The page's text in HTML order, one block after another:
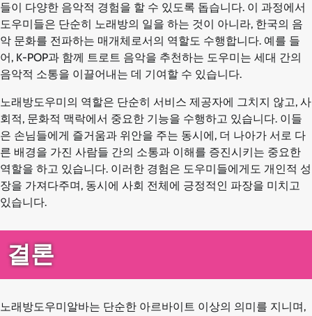
들이 다양한 음악적 경험을 할 수 있도록 돕습니다. 이 과정에서
도우미들은 단순히 노래방의 일을 하는 것이 아니라, 한국의 음
악 문화를 전파하는 매개체로서의 역할도 수행합니다. 예를 들
어, K-POP과 함께 트로트 음악을 추천하는 도우미는 세대 간의
음악적 소통을 이끌어내는 데 기여할 수 있습니다.
노래방도우미의 역할은 단순히 서비스 제공자에 그치지 않고, 사
회적, 문화적 맥락에서 중요한 기능을 수행하고 있습니다. 이들
은 손님들에게 즐거움과 위안을 주는 동시에, 더 나아가 서로 다
른 배경을 가진 사람들 간의 소통과 이해를 증진시키는 중요한
역할을 하고 있습니다. 이러한 경험은 도우미들에게도 개인적 성
장을 가져다주며, 동시에 사회 전체에 긍정적인 파장을 미치고
있습니다.
결론
노래방도우미알바는 단순한 아르바이트 이상의 의미를 지니며,